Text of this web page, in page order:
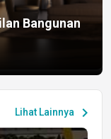
Bangunan
Lihat Lainnya chevron_right